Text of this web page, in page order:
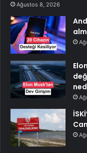
Ağustos 8, 2026